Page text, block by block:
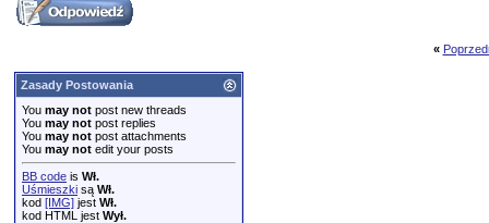
«
Zasady Postowania
You may not post new threads
You may not post replies
You may not post attachments
You may not edit your posts
BB code is Wł.
Uśmieszki są Wł.
kod [IMG] jest Wł.
kod HTML jest Wył.